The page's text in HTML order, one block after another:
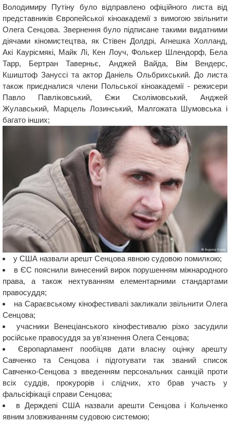
Володимиру Путіну було відправлено офіційного листа від
представників Європейської кіноакадемії з вимогою звільнити
Олега Сенцова. Звернення було підписане такими видатними
діячами кіномистецтва, як Стівен Долдрі, Агнешка Холланд,
Акі Каурісмякі, Майк Лі, Кен Лоуч, Фолькер Шлендорф, Бела
Тарр, Бертран Таверньє, Анджей Вайда, Вім Вендерс,
Кшиштоф Зануссі та актор Даніель Ольбрихський. До листа
також приєдналися члени Польської кіноакадемії - режисери
Павло Павліковський, Єжи Сколімовський, Анджей
Жулавський, Марцель Лозинський, Малгожата Шумовська і
багато інших;
у США назвали арешт Сенцова явною судовою помилкою;
в ЄС пояснили винесений вирок порушенням міжнародного
права, а також нехтуванням елементарними стандартами
правосуддя;
на Cараєвському кінофестивалі закликали звільнити Олега
Сенцова;
учасники Венеціанського кінофестивалю різко засудили
російське правосуддя за ув'язнення Олега Сенцова;
Європарламент пообіцяв дати власну оцінку арешту
Савченко та Сенцова і підготувати так званий список
Савченко-Сенцова з введенням персональних санкцій проти
всіх суддів, прокурорів і слідчих, хто брав участь у
фальсіфікаціі справи Сенцова;
в Держдепі США назвали арешти Сенцова і Кольченко
явним зловживанням судовою системою;